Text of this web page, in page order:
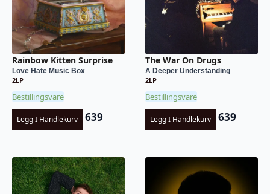
Rainbow Kitten Surprise
Love Hate Music Box
2LP
Bestillingsvare
Legg I Handlekurv 639
The War On Drugs
A Deeper Understanding
2LP
Bestillingsvare
Legg I Handlekurv 639